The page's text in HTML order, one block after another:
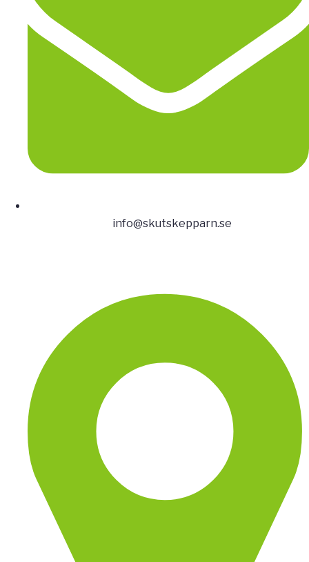
info@skutskepparn.se